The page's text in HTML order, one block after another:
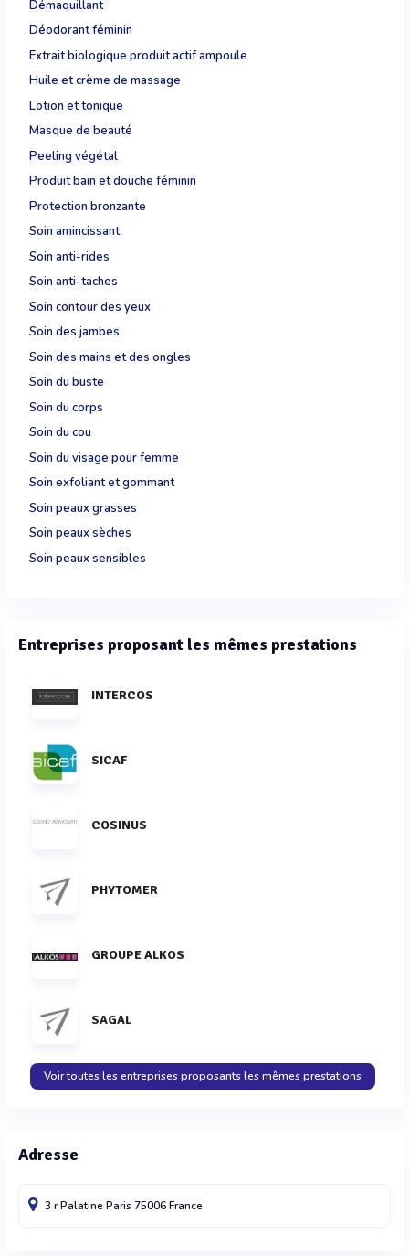
Démaquillant
Déodorant féminin
Extrait biologique produit actif ampoule
Huile et crème de massage
Lotion et tonique
Masque de beauté
Peeling végétal
Produit bain et douche féminin
Protection bronzante
Soin amincissant
Soin anti-rides
Soin anti-taches
Soin contour des yeux
Soin des jambes
Soin des mains et des ongles
Soin du buste
Soin du corps
Soin du cou
Soin du visage pour femme
Soin exfoliant et gommant
Soin peaux grasses
Soin peaux sèches
Soin peaux sensibles
Entreprises proposant les mêmes prestations
INTERCOS
SICAF
COSINUS
PHYTOMER
GROUPE ALKOS
SAGAL
Voir toutes les entreprises proposants les mêmes prestations
Adresse
3 r Palatine Paris75006France